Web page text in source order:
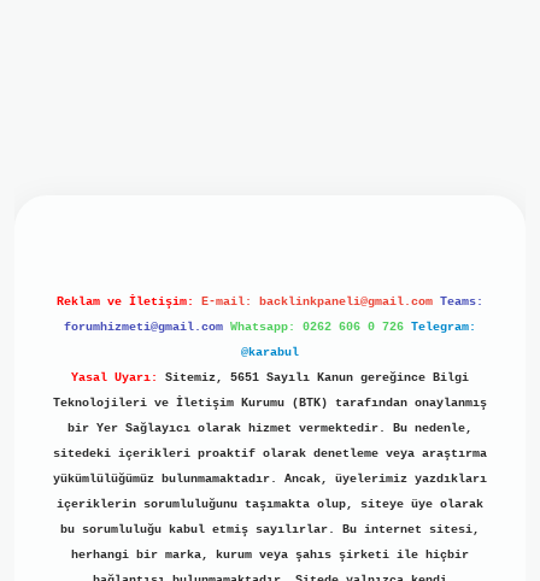
Reklam ve İletişim: E-mail: backlinkpaneli@gmail.com Teams:
forumhizmeti@gmail.com Whatsapp: 0262 606 0 726 Telegram:
@karabul
Yasal Uyarı:
Sitemiz, 5651 Sayılı Kanun gereğince Bilgi
Teknolojileri ve İletişim Kurumu (BTK) tarafından onaylanmış
bir Yer Sağlayıcı olarak hizmet vermektedir. Bu nedenle,
sitedeki içerikleri proaktif olarak denetleme veya araştırma
yükümlülüğümüz bulunmamaktadır. Ancak, üyelerimiz yazdıkları
içeriklerin sorumluluğunu taşımakta olup, siteye üye olarak
bu sorumluluğu kabul etmiş sayılırlar. Bu internet sitesi,
herhangi bir marka, kurum veya şahıs şirketi ile hiçbir